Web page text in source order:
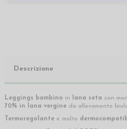
Descrizione
Leggings bambino in lana seta con
70% in lana vergine da allevamento
Termoregolante e molto